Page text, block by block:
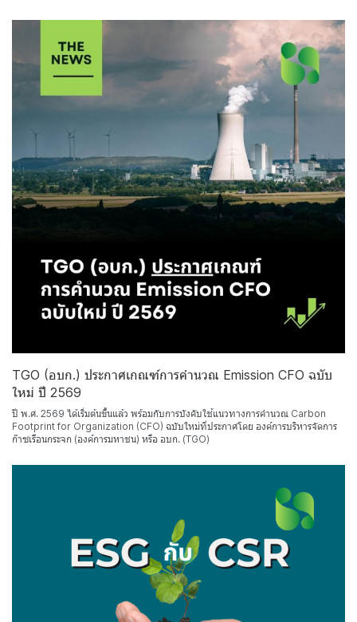
TGO (อบก.) ประกาศเกณฑ์การคำนวณ Emission CFO ฉบับ
ใหม่ ปี 2569
ปี พ.ศ. 2569 ได้เริ่มต้นขึ้นแล้ว พร้อมกับการบังคับใช้แนวทางการคำนวณ Carbon
Footprint for Organization (CFO) ฉบับใหม่ที่ประกาศโดย องค์การบริหารจัดการ
ก๊าซเรือนกระจก (องค์การมหาชน) หรือ อบก. (TGO)